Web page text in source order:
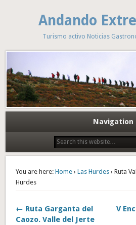
Andando
Turismo activo Noticias
Navigation
You are here: Home ›Las Hurdes › Ruta
Hurdes
← Ruta Garganta del
Caozo. Valle del Jerte
V